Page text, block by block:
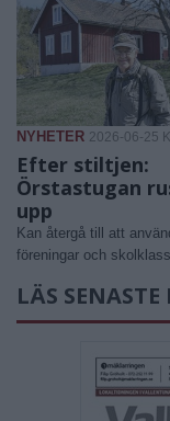
NYHETER 2026-06-25
Efter stiltjen:
Örstastugan
upp
Kan återgå till att
föreningar och
LÄS